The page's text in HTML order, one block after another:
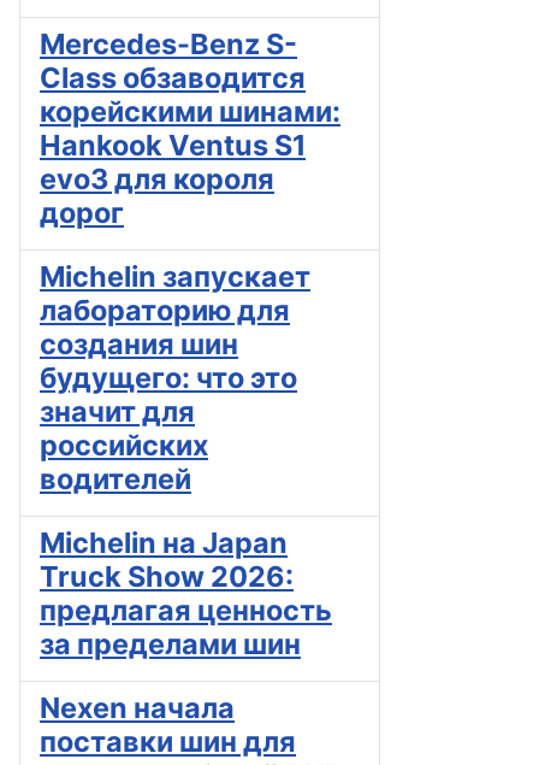
Mercedes-Benz S-
Class обзаводится
корейскими шинами:
Hankook Ventus S1
evo3 для короля
дорог
Michelin запускает
лабораторию для
создания шин
будущего: что это
значит для
российских
водителей
Michelin на Japan
Truck Show 2026:
предлагая ценность
за пределами шин
Nexen начала
поставки шин для